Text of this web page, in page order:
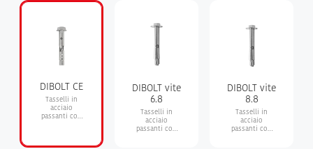
DIBOLT CE
Tasselli in
acciaio
passanti con
DIBOLT vite
6.8
Tasselli in
acciaio
passanti con
DIBOLT vite
8.8
Tasselli in
acciaio
passanti con